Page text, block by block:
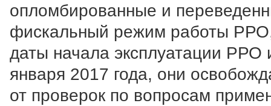
опломбированные и
фискальный режим работы
даты начала эксплуатации РРО
января 2017 года, они
от проверок по вопросам